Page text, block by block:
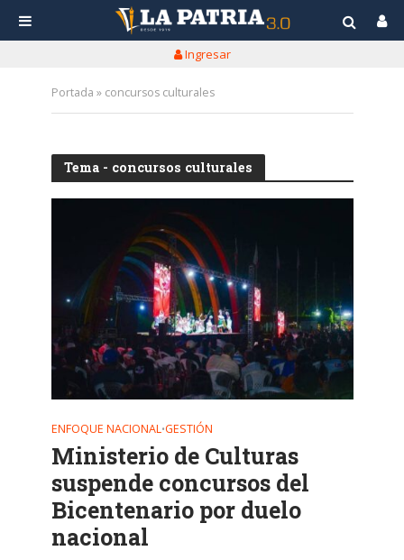
Ingresar
Portada » concursos culturales
Tema - concursos culturales
ENFOQUE NACIONAL•GESTIÓN
Ministerio de Culturas
suspende concursos del
Bicentenario por duelo
nacional